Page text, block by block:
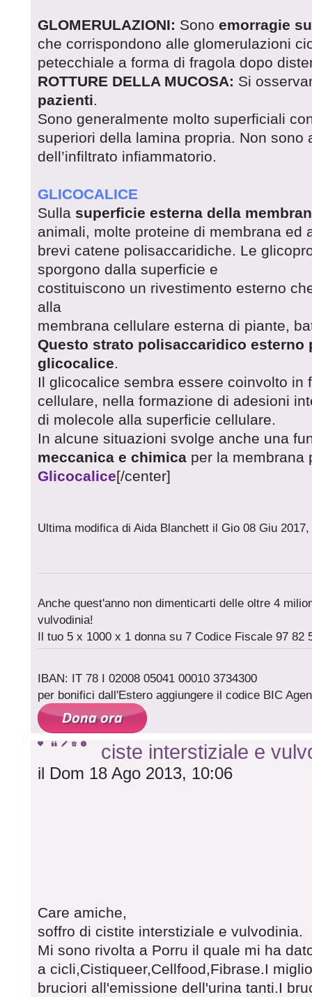
GLOMERULAZIONI: Sono emorragie
che corrispondono alle glomerulazioni
petecchiale a forma di fragola dopo
ROTTURE DELLA MUCOSA: Si
pazienti.
Sono generalmente molto superficiali
superiori della lamina propria. Non sono
dell’infiltrato infiammatorio.
GLICOCALICE
Sulla superficie esterna della
animali, molte proteine di membrana ed
brevi catene polisaccaridiche. Le
sporgono dalla superficie e
costituiscono un rivestimento esterno
alla
membrana cellulare esterna di piante,
Questo strato polisaccaridico esterno
glicocalice.
Il glicocalice sembra essere coinvolto in
cellulare, nella formazione di adesioni
di molecole alla superficie cellulare.
In alcune situazioni svolge anche una
meccanica e chimica per la membrana
Glicocalice[/center]
Ultima modifica di Aida Blanchett il Gio 08 Giu
Anche quest'anno non dimenticarti delle oltre 4
vulvodinia!
Il tuo 5 x 1000 x 1 donna su 7 Codice Fiscale 97 82
IBAN: IT 78 I 02008 05041 00010 3734300
per bonifici dall'Estero aggiungere il codice BIC
ciste interstiziale e
il Dom 18 Ago 2013, 10:06
Care amiche,
soffro di cistite interstiziale e vulvodinia.
Mi sono rivolta a Porru il quale mi ha
a cicli,Cistiqueer,Cellfood,Fibrase.I
bruciori all'emissione dell'urina tanti.I